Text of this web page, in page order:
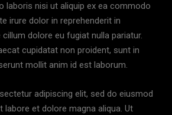
laboris nisi ut aliquip ex ea commodo
irure dolor in reprehenderit in
dolore eu fugiat nulla pariatur.
cupidatat non proident, sunt in
mollit anim id est laborum.
adipiscing elit, sed do eiusmod
labore et dolore magna aliqua. Ut